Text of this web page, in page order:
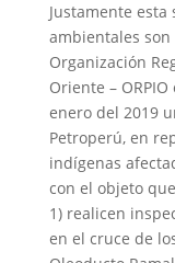
Justamente
ambientales
Organización
Oriente –
enero del 2019
Petroperú, en
indígenas
con el objeto
1) realicen
en el cruce de